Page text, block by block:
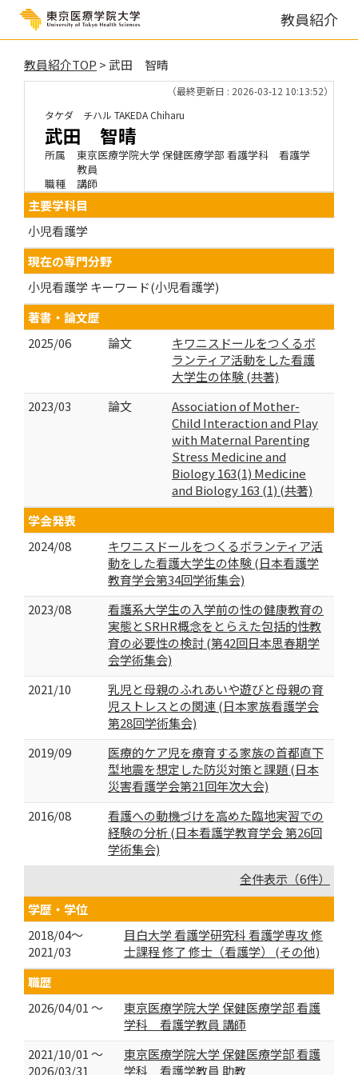
教員紹介
教員紹介TOP > 武田 智晴
（最終更新日 : 2026-03-12 10:13:52）
タケダ チハル TAKEDA Chiharu
武田 智晴
所属
東京医療学院大学 保健医療学部 看護学科 看護学
教員
職種
講師
主要学科目
小児看護学
現在の専門分野
小児看護学 キーワード(小児看護学)
著書・論文歴
2025/06
論文
キワニスドールをつくるボ
ランティア活動をした看護
大学生の体験 (共著)
2023/03
論文
Association of Mother-
Child Interaction and Play
with Maternal Parenting
Stress Medicine and
Biology 163(1) Medicine
and Biology 163 (1) (共著)
学会発表
2024/08
キワニスドールをつくるボランティア活
動をした看護大学生の体験 (日本看護学
教育学会第34回学術集会)
2023/08
看護系大学生の入学前の性の健康教育の
実態とSRHR概念をとらえた包括的性教
育の必要性の検討 (第42回日本思春期学
会学術集会)
2021/10
乳児と母親のふれあいや遊びと母親の育
児ストレスとの関連 (日本家族看護学会
第28回学術集会)
2019/09
医療的ケア児を療育する家族の首都直下
型地震を想定した防災対策と課題 (日本
災害看護学会第21回年次大会)
2016/08
看護への動機づけを高めた臨地実習での
経験の分析 (日本看護学教育学会 第26回
学術集会)
全件表示（6件）
学歴・学位
2018/04～
2021/03
目白大学 看護学研究科 看護学専攻 修
士課程 修了 修士（看護学） (その他)
職歴
2026/04/01 ～
東京医療学院大学 保健医療学部 看護
学科 看護学教員 講師
2021/10/01 ～
2026/03/31
東京医療学院大学 保健医療学部 看護
学科 看護学教員 助教